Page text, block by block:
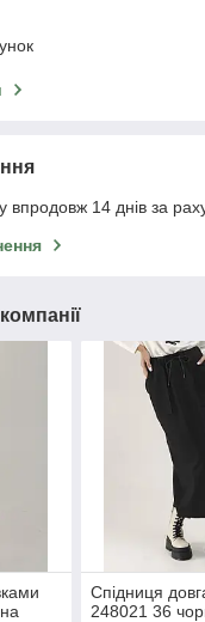
впродовж 14 днів за
Спідниця
248021 36